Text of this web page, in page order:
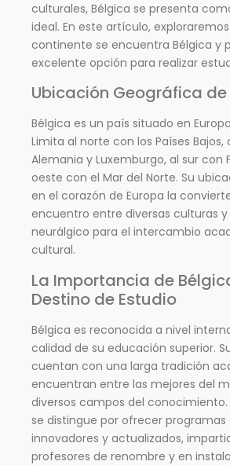
culturales, Bélgica se presenta
ideal. En este artículo,
continente se encuentra Bélgica y
excelente opción para realizar
Ubicación Geográfica
Bélgica es un país situado en
Limita al norte con los Países Bajos,
Alemania y Luxemburgo, al sur con
oeste con el Mar del Norte. Su
en el corazón de Europa la
encuentro entre diversas culturas
neurálgico para el intercambio
cultural.
La Importancia de
Destino de Estudio
Bélgica es reconocida a nivel
calidad de su educación superior.
cuentan con una larga tradición
encuentran entre las mejores del
diversos campos del conocimiento.
se distingue por ofrecer programas
innovadores y actualizados,
profesores de renombre y en